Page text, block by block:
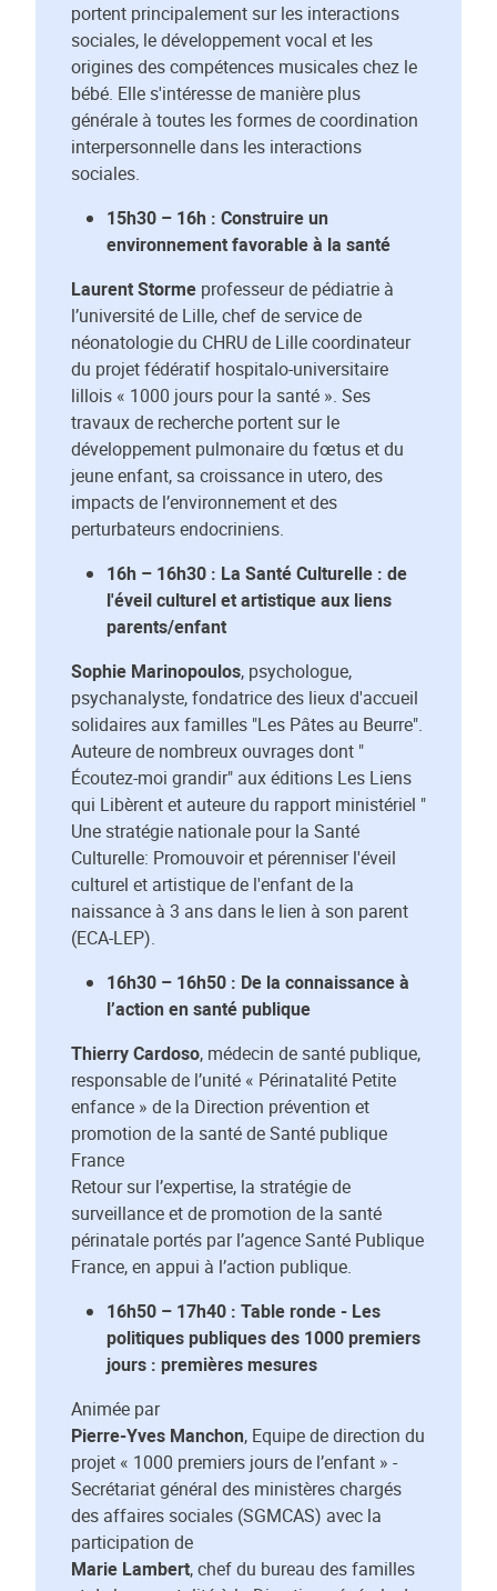
portent principalement sur les interactions
sociales, le développement vocal et les
origines des compétences musicales chez le
bébé. Elle s'intéresse de manière plus
générale à toutes les formes de coordination
interpersonnelle dans les interactions
sociales.
15h30 – 16h : Construire un
environnement favorable à la santé
Laurent Storme professeur de pédiatrie à
l’université de Lille, chef de service de
néonatologie du CHRU de Lille coordinateur
du projet fédératif hospitalo-universitaire
lillois « 1000 jours pour la santé ». Ses
travaux de recherche portent sur le
développement pulmonaire du fœtus et du
jeune enfant, sa croissance in utero, des
impacts de l’environnement et des
perturbateurs endocriniens.
16h – 16h30 : La Santé Culturelle : de
l'éveil culturel et artistique aux liens
parents/enfant
Sophie Marinopoulos, psychologue,
psychanalyste, fondatrice des lieux d'accueil
solidaires aux familles "Les Pâtes au Beurre".
Auteure de nombreux ouvrages dont "
Écoutez-moi grandir" aux éditions Les Liens
qui Libèrent et auteure du rapport ministériel "
Une stratégie nationale pour la Santé
Culturelle: Promouvoir et pérenniser l'éveil
culturel et artistique de l'enfant de la
naissance à 3 ans dans le lien à son parent
(ECA-LEP).
16h30 – 16h50 : De la connaissance à
l’action en santé publique
Thierry Cardoso, médecin de santé publique,
responsable de l’unité « Périnatalité Petite
enfance » de la Direction prévention et
promotion de la santé de Santé publique
France
Retour sur l’expertise, la stratégie de
surveillance et de promotion de la santé
périnatale portés par l’agence Santé Publique
France, en appui à l’action publique.
16h50 – 17h40 : Table ronde - Les
politiques publiques des 1000 premiers
jours : premières mesures
Animée par
Pierre-Yves Manchon, Equipe de direction du
projet « 1000 premiers jours de l’enfant » -
Secrétariat général des ministères chargés
des affaires sociales (SGMCAS) avec la
participation de
Marie Lambert, chef du bureau des familles